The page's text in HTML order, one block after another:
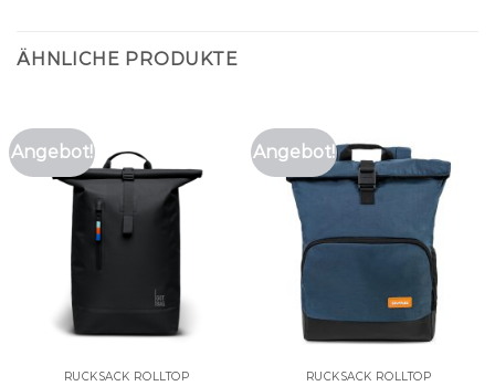
ÄHNLICHE PRODUKTE
Angebot!
RUCKSACK ROLLTOP
Angebot!
RUCKSACK ROLLTOP